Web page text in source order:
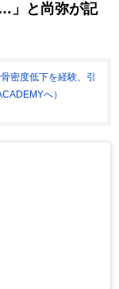
」と尚弥が記
密度低下を経験、引
へ）